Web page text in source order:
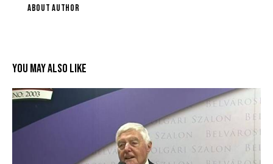
ABOUT AUTHOR
YOU MAY ALSO LIKE